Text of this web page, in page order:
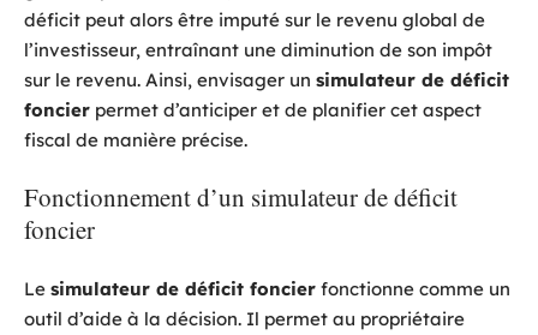
déficit peut alors être imputé sur le revenu global de
l’investisseur, entraînant une diminution de son impôt
sur le revenu. Ainsi, envisager un simulateur de déficit
foncier permet d’anticiper et de planifier cet aspect
fiscal de manière précise.
Fonctionnement d’un simulateur de déficit
foncier
Le simulateur de déficit foncier fonctionne comme un
outil d’aide à la décision. Il permet au propriétaire